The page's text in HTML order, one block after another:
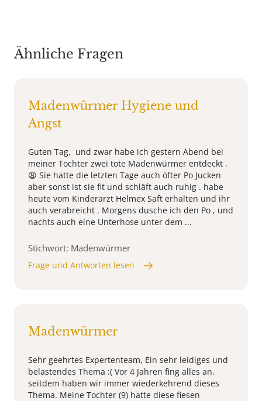
Ähnliche Fragen
Madenwürmer Hygiene und
Angst
Guten Tag, und zwar habe ich gestern Abend bei
meiner Tochter zwei tote Madenwürmer entdeckt .
😩 Sie hatte die letzten Tage auch öfter Po Jucken
aber sonst ist sie fit und schläft auch ruhig . habe
heute vom Kinderarzt Helmex Saft erhalten und ihr
auch verabreicht . Morgens dusche ich den Po , und
nachts auch eine Unterhose unter dem ...
Stichwort: Madenwürmer
Frage und Antworten lesen
Madenwürmer
Sehr geehrtes Expertenteam, Ein sehr leidiges und
belastendes Thema :( Vor 4 Jahren fing alles an,
seitdem haben wir immer wiederkehrend dieses
Thema. Meine Tochter (9) hatte diese fiesen